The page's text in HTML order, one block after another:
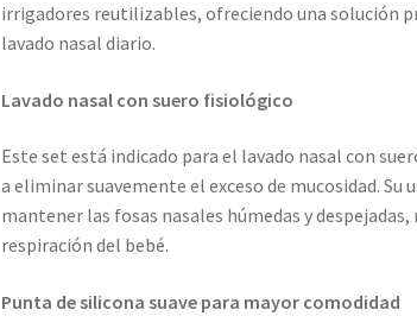
irrigadores reutilizables, ofreciendo una solución
lavado nasal diario.
Lavado nasal con suero fisiológico
Este set está indicado para el lavado nasal con
a eliminar suavemente el exceso de mucosidad. Su
mantener las fosas nasales húmedas y
respiración del bebé.
Punta de silicona suave para mayor comodidad